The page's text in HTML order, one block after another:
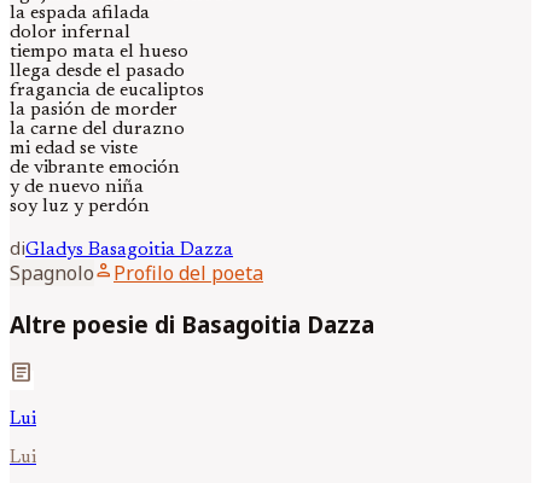
la espada afilada
dolor infernal
tiempo mata el hueso
llega desde el pasado
fragancia de eucaliptos
la pasión de morder
la carne del durazno
mi edad se viste
de vibrante emoción
y de nuevo niña
soy luz y perdón
diGladys Basagoitia Dazza
Spagnoloperson Profilo del poeta
Altre poesie di Basagoitia Dazza
article
Lui
Lui